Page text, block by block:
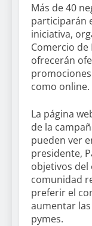
Más de 40
participarán
iniciativa,
Comercio
ofrecerán
como online.
La página
de la
pueden ver
presidente,
objetivos del
comunidad
preferir el
aumentar
pymes.